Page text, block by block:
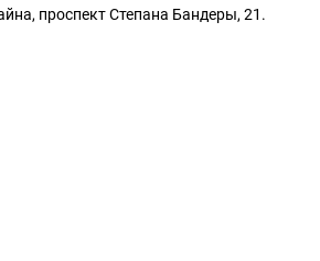
проспект Степана Бандеры, 21.